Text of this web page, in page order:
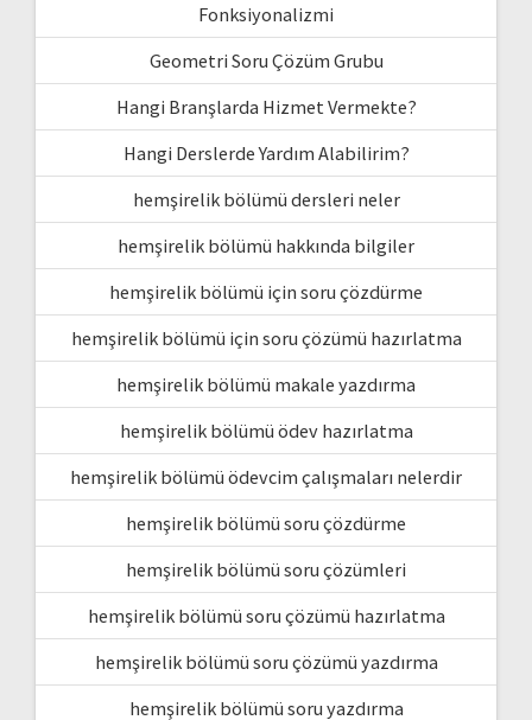
Fonksiyonalizmi
Geometri Soru Çözüm Grubu
Hangi Branşlarda Hizmet Vermekte?
Hangi Derslerde Yardım Alabilirim?
hemşirelik bölümü dersleri neler
hemşirelik bölümü hakkında bilgiler
hemşirelik bölümü için soru çözdürme
hemşirelik bölümü için soru çözümü hazırlatma
hemşirelik bölümü makale yazdırma
hemşirelik bölümü ödev hazırlatma
hemşirelik bölümü ödevcim çalışmaları nelerdir
hemşirelik bölümü soru çözdürme
hemşirelik bölümü soru çözümleri
hemşirelik bölümü soru çözümü hazırlatma
hemşirelik bölümü soru çözümü yazdırma
hemşirelik bölümü soru yazdırma